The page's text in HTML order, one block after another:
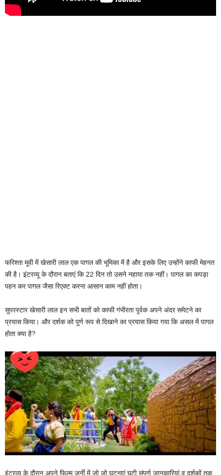
फरिश्ता मूवी में खेसारी लाल एक पागल की भूमिका में है और इसके लिए उन्होंने काफी मेहनत
की है। इंटरव्यू के दौरान बताएं कि 22 दिन तो उसने नहाया तक नहीं। पागल का कपड़ा
पहन कर पागल जैसा रिएक्ट करना आसान काम नहीं होता।
सुपरस्टार खेसारी लाल इन सभी बातों को काफी गंभीरता पूर्वक अपने अंदर समेटने का
प्रयास किया। और दर्शक को पूर्ण रूप से दिखाने का प्रयास किया गया कि असल में पागल
होता क्या है?
इंटरव्यू के दौरान अपने फिल्म जर्नी में जो जो घटनाएं घटी संपूर्ण जानकारियां व दर्शकों तक